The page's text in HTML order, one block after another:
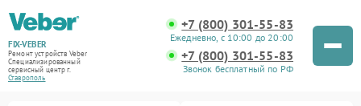
FIX-VEBER
Ремонт устройств Veber
Специализированный
cервисный центр г.
Ставрополь
+7 (800) 301-55-83
Ежедневно, с 10:00 до 20:00
+7 (800) 301-55-83
Звонок бесплатный по РФ